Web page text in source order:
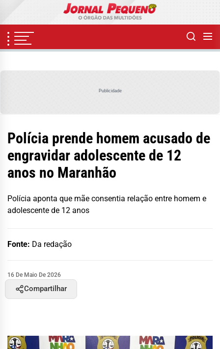
content
Publicidade
Polícia prende homem acusado de
engravidar adolescente de 12
anos no Maranhão
Polícia aponta que mãe consentia relação entre homem e
adolescente de 12 anos
Fonte: Da redação
16 De Maio De 2026
Compartilhar